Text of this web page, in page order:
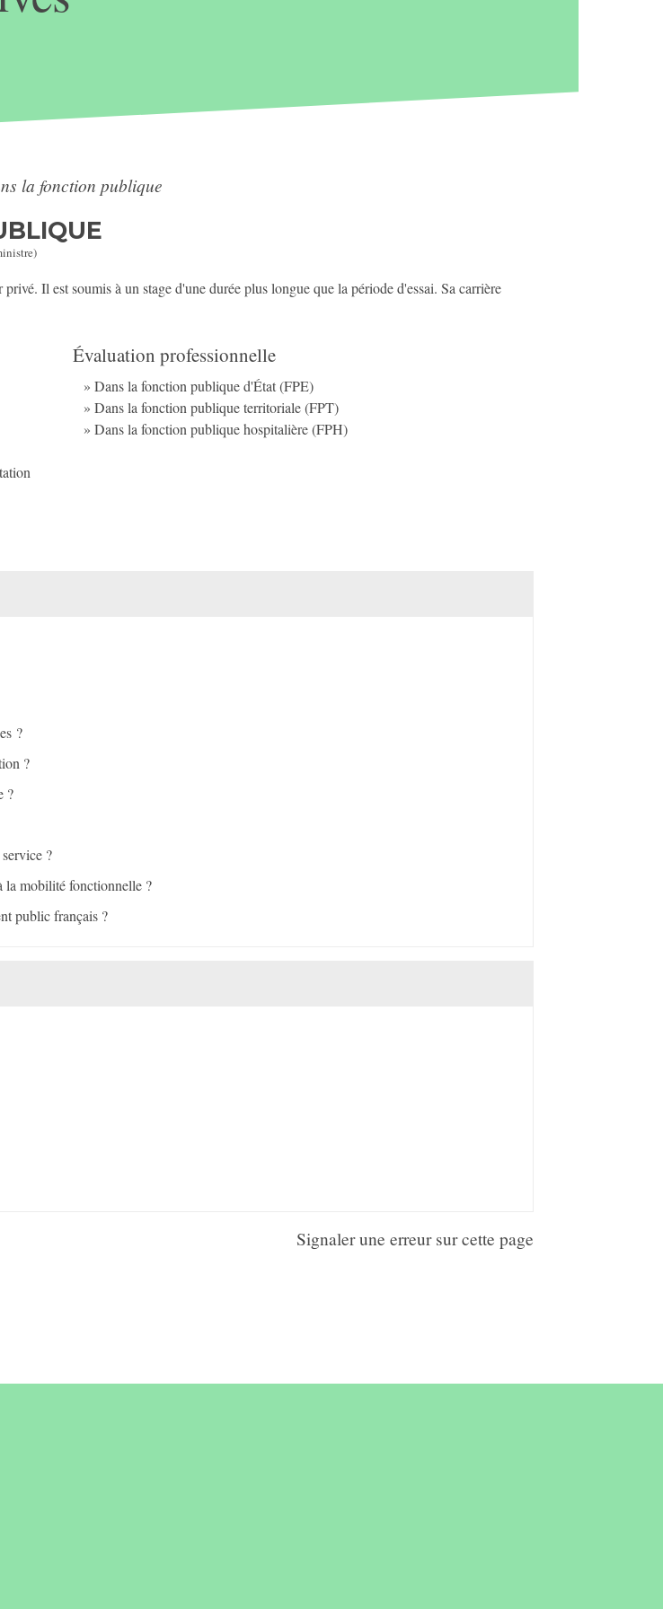
la fonction publique
Il est soumis à un stage d'une durée plus longue que la période d'essai. Sa carrière
Évaluation professionnelle
Dans la fonction publique d'État (FPE)
Dans la fonction publique territoriale (FPT)
Dans la fonction publique hospitalière (FPH)
?
?
?
?
la mobilité fonctionnelle ?
public français ?
Signaler une erreur sur cette page